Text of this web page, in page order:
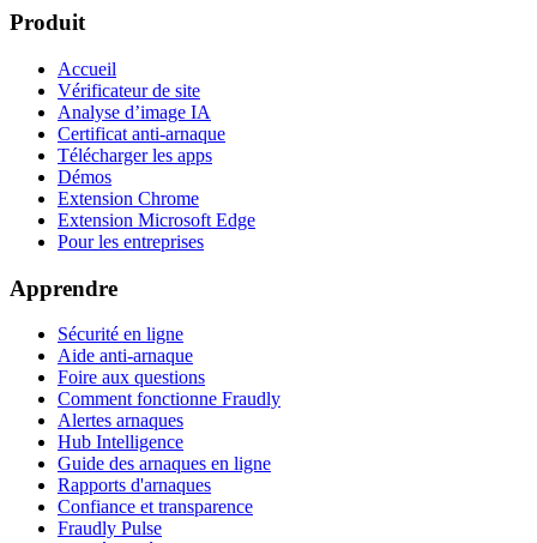
Produit
Accueil
Vérificateur de site
Analyse d’image IA
Certificat anti-arnaque
Télécharger les apps
Démos
Extension Chrome
Extension Microsoft Edge
Pour les entreprises
Apprendre
Sécurité en ligne
Aide anti-arnaque
Foire aux questions
Comment fonctionne Fraudly
Alertes arnaques
Hub Intelligence
Guide des arnaques en ligne
Rapports d'arnaques
Confiance et transparence
Fraudly Pulse